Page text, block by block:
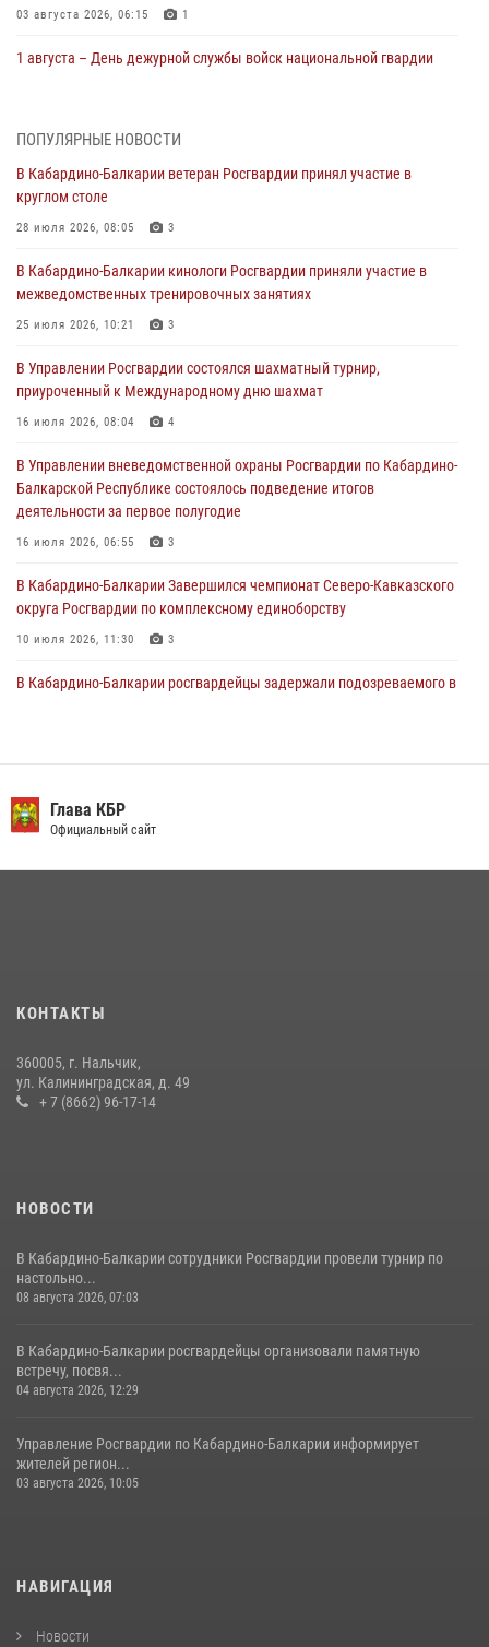
03 августа 2026, 06:15 1
1 августа – День дежурной службы войск национальной гвардии
мировой войне 1914-1918 годов
01 августа 2026, 07:30
поздравил специалистов подразделений тыла с профессиональным
праздником
01 августа 2026, 00:10
Росгвардия обеспечивает безопасность граждан на южном
направлении
31 июля 2026, 09:22
Состоялась рабочая встреча директора Росгвардии Героя России
генерала армии Виктора Золотова с заместителем полномочного
представителя Президента Российской Федерации в Северо-
Кавказском федеральном округе Виталием Кузнецовым
ПОПУЛЯРНЫЕ НОВОСТИ
В Кабардино-Балкарии ветеран Росгвардии принял участие в
круглом столе
28 июля 2026, 08:05 3
В Кабардино-Балкарии кинологи Росгвардии приняли участие в
межведомственных тренировочных занятиях
25 июля 2026, 10:21 3
В Управлении Росгвардии состоялся шахматный турнир,
приуроченный к Международному дню шахмат
16 июля 2026, 08:04 4
В Управлении вневедомственной охраны Росгвардии по Кабардино-
Балкарской Республике состоялось подведение итогов
деятельности за первое полугодие
16 июля 2026, 06:55 3
В Кабардино-Балкарии Завершился чемпионат Северо-Кавказского
округа Росгвардии по комплексному единоборству
10 июля 2026, 11:30 3
В Кабардино-Балкарии росгвардейцы задержали подозреваемого в
округе Росгвардии
09 июля 2026, 08:36
В Кабардино-Балкарии при силовой поддержке Росгвардии изъяты
оружие и наркотические средства
Глава КБР
Официальный сайт
КОНТАКТЫ
360005, г. Нальчик,
ул. Калининградская, д. 49
+ 7 (8662) 96-17-14
НОВОСТИ
В Кабардино-Балкарии сотрудники Росгвардии провели турнир по
настольно...
08 августа 2026, 07:03
В Кабардино-Балкарии росгвардейцы организовали памятную
встречу, посвя...
04 августа 2026, 12:29
Управление Росгвардии по Кабардино-Балкарии информирует
жителей регион...
03 августа 2026, 10:05
НАВИГАЦИЯ
Новости